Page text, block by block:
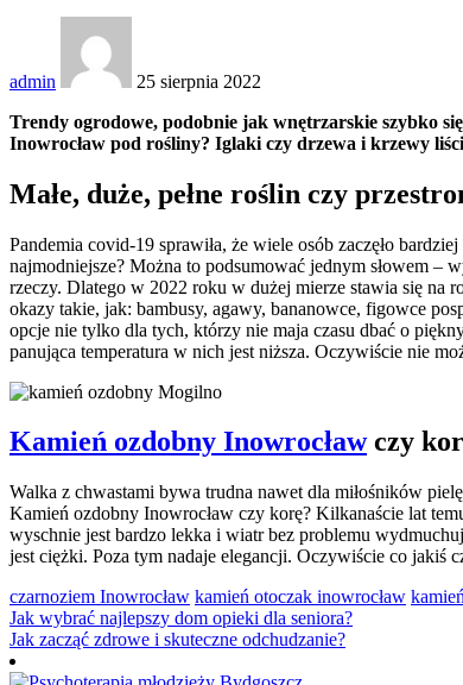
admin
25 sierpnia 2022
Trendy ogrodowe, podobnie jak wnętrzarskie szybko
Inowrocław pod rośliny? Iglaki czy drzewa i krzewy
Małe, duże, pełne roślin czy
Pandemia covid-19 sprawiła, że wiele osób zaczęło
najmodniejsze? Można to podsumować jednym słowem –
rzeczy. Dlatego w 2022 roku w dużej mierze stawia się na
okazy takie, jak: bambusy, agawy, bananowce, figowce
opcje nie tylko dla tych, którzy nie maja czasu dbać o
panująca temperatura w nich jest niższa. Oczywiście nie
Kamień ozdobny Inowrocławczy
Walka z chwastami bywa trudna nawet dla miłośników
Kamień ozdobny Inowrocław czy korę? Kilkanaście lat
wyschnie jest bardzo lekka i wiatr bez problemu
jest ciężki. Poza tym nadaje elegancji. Oczywiście co jakiś
czarnoziem Inowrocław kamień otoczak inowrocław
Nawigacja
wpisu
Jak wybrać najlepszy dom opieki dla seniora?
Jak zacząć zdrowe i skuteczne odchudzanie?